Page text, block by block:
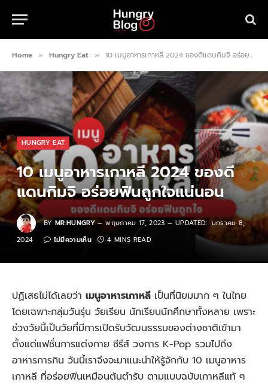
Home » Hungry Eat » 10 เมนูอาหารเกาหลี 2024 ของดีแดนกิมจิ อร่อยฟินถูกใจแน่นอน
HUNGRY EAT
10 เมนูอาหารเกาหลี 2024 ของดี
แดนกิมจิ อร่อยฟินถูกใจแน่นอน
BY MR.HUNGRY พฤษภาคม 17, 2023 UPDATED: มกราคม 8,
2024
ไม่มีความเห็น 4 MINS READ
ปฏิเสธไม่ได้เลยว่า เมนูอาหารเกาหลี เป็นที่นิยมมาก ๆ ในไทย
โดยเฉพาะกลุ่มวันรุ่น วัยเรียน นักเรียนนักศึกษาทั้งหลาย เพราะ
ช่วงวัยนี้เป็นวัยที่มีการเปิดรับวัฒนธรรมของต่างชาติเข้ามา
ตั้งแต่แฟชั่นการแต่งกาย ซีรีส์ วงการ K-Pop รวมไปถึง
อาหารการกิน วันนี้เราจึงจะมาแนะนำให้รู้จักกับ 10 เมนูอาหาร
เกาหลี ที่อร่อยฟินเหมือนต้นตำรับ ตามแบบฉบับเกาหลีแท้ ๆ